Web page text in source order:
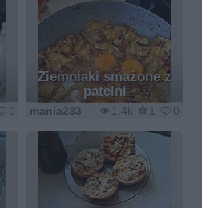
0
Ziemniaki smażone z
patelni
1.4k 1 0
mania233